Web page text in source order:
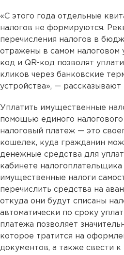
«С этого года отдельные
налогов не формируются.
перечисления налогов в
отражены в самом
код и QR-код позволят
кликов через банковские
устройства», — рассказывают
Уплатить имущественные
помощью единого
налоговый платеж — это
кошелек, куда гражданин
денежные средства для
кабинете
имущественные налоги
перечислить средства на
откуда они будут списаны
автоматически по сроку
платежа позволяет
которое тратится на
документов, а также свести